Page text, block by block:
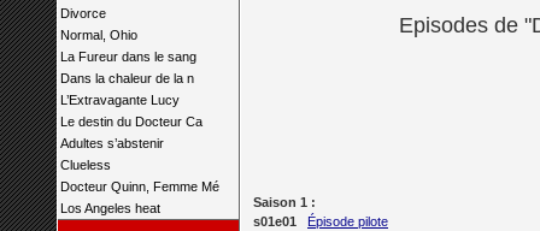
Divorce
Normal, Ohio
La Fureur dans le sang
Dans la chaleur de la n
L’Extravagante Lucy
Le destin du Docteur Ca
Adultes s’abstenir
Clueless
Docteur Quinn, Femme Mé
Los Angeles heat
Episodes de
Saison 1 :
s01e01
Épisode pilote